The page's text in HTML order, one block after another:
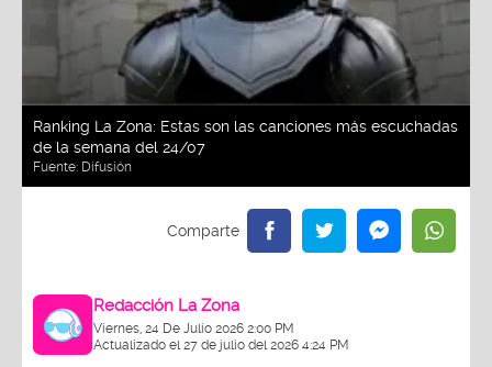
Ranking La Zona: Estas son las canciones más escuchadas
de la semana del 24/07
Fuente: Difusión
Redacción La Zona
Viernes, 24 De Julio 2026 2:00 PM
Actualizado el 27 de julio del 2026 4:24 PM